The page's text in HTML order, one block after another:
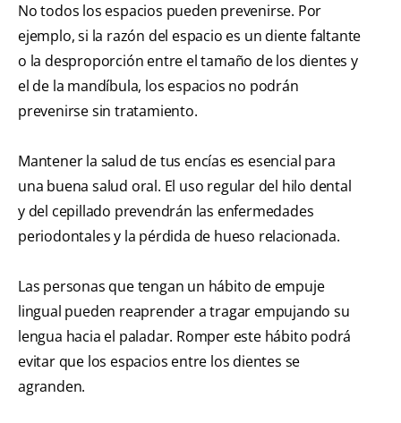
No todos los espacios pueden prevenirse. Por
ejemplo, si la razón del espacio es un diente faltante
o la desproporción entre el tamaño de los dientes y
el de la mandíbula, los espacios no podrán
prevenirse sin tratamiento.
Mantener la salud de tus encías es esencial para
una buena salud oral. El uso regular del hilo dental
y del cepillado prevendrán las enfermedades
periodontales y la pérdida de hueso relacionada.
Las personas que tengan un hábito de empuje
lingual pueden reaprender a tragar empujando su
lengua hacia el paladar. Romper este hábito podrá
evitar que los espacios entre los dientes se
agranden.